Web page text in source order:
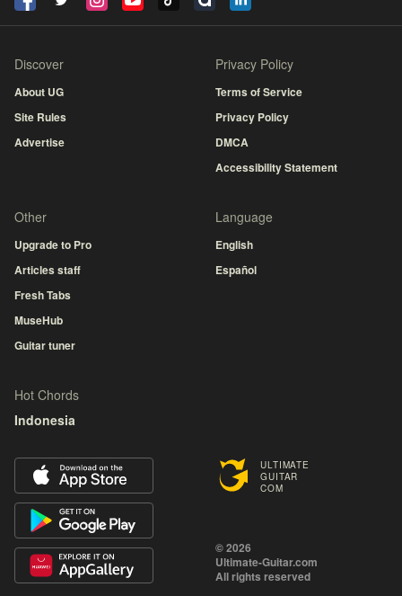
ULTIMATE
GUITAR
COM
© 2026
Ultimate-Guitar.com
All rights reserved
Discover
About UG
Site Rules
Advertise
Privacy Policy
Terms of Service
Privacy Policy
DMCA
Accessibility Statement
Other
Upgrade to Pro
Articles staff
Fresh Tabs
MuseHub
Guitar tuner
Language
English
Español
Hot Chords
Indonesia